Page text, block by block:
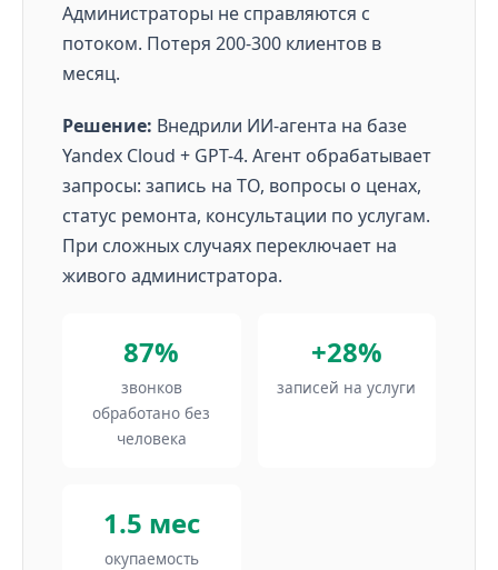
Администраторы не справляются с
потоком. Потеря 200-300 клиентов в
месяц.
Решение: Внедрили ИИ-агента на базе
Yandex Cloud + GPT-4. Агент обрабатывает
запросы: запись на ТО, вопросы о ценах,
статус ремонта, консультации по услугам.
При сложных случаях переключает на
живого администратора.
87%
звонков
обработано без
человека
+28%
записей на услуги
1.5 мес
окупаемость